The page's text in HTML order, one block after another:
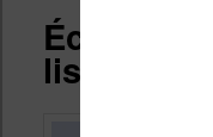
Écran 7
liseuse